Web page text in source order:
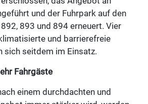
und der Fuhrpark auf den
893 und 894 erneuert. Vier
und barrierefreie
sich seitdem im Einsatz.
Fahrgäste
einem durchdachten und